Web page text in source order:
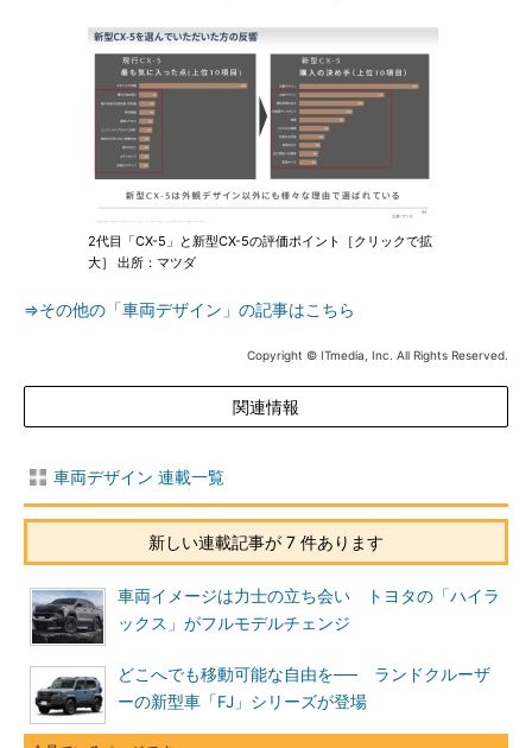
2代目「CX-5」と新型CX-5の評価ポイント［クリックで拡
大］ 出所：マツダ
⇒その他の「車両デザイン」の記事はこちら
Copyright © ITmedia, Inc. All Rights Reserved.
関連情報
車両デザイン 連載一覧
新しい連載記事が 7 件あります
車両イメージは力士の立ち会い トヨタの「ハイラ
ックス」がフルモデルチェンジ
どこへでも移動可能な自由を── ランドクルーザ
ーの新型車「FJ」シリーズが登場